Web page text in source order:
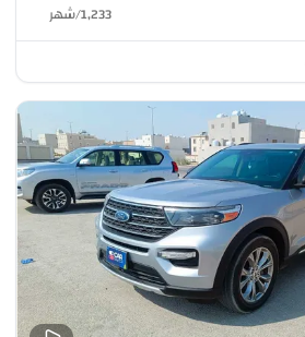
1,233
/شهر